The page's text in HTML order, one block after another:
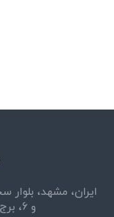
و 6، برج آناهیتا، پلاک 15، واحد 11